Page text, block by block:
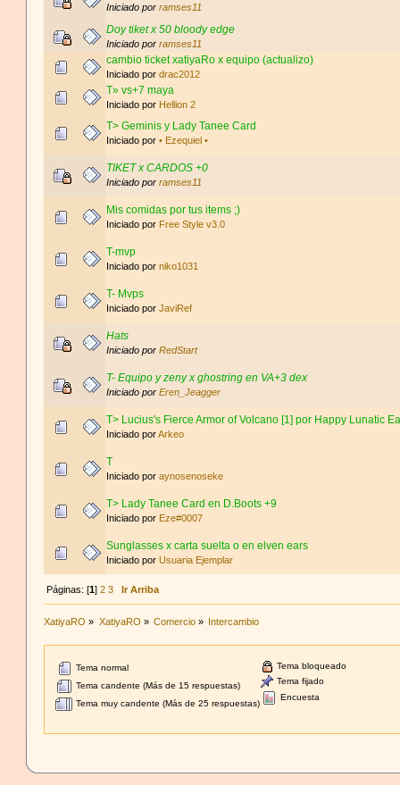
Iniciado porramses11
Doy tiket x 50 bloody edge
Iniciado porramses11
cambio ticket xatiyaRo x equipo (actualizo)
Iniciado pordrac2012
T» vs+7 maya
Iniciado por Hellion 2
T> Geminis y Lady Tanee Card
Iniciado por• Ezequiel •
TIKET x CARDOS +0
Iniciado porramses11
Mis comidas por tus items ;)
Iniciado por Free Style v3.0
T-mvp
Iniciado porniko1031
T- Mvps
Iniciado porJaviRef
Hats
Iniciado porRedStart
T- Equipo y zeny x ghostring en VA+3 dex
Iniciado porEren_Jeagger
T> Lucius's Fierce Armor of Volcano [1] por Happy Lunatic
Iniciado porArkeo
T
Iniciado poraynosenoseke
T> Lady Tanee Card en D.Boots +9
Iniciado por Eze#0007
Sunglasses x carta suelta o en elven ears
Iniciado porUsuaria Ejemplar
Páginas: [1] 2 3 Ir Arriba
XatiyaRO » XatiyaRO » Comercio » Intercambio
Tema normal
Tema candente (Más de 15 respuestas)
Tema muy candente (Más de 25 respuestas)
Tema bloqueado
Tema fijado
Encuesta